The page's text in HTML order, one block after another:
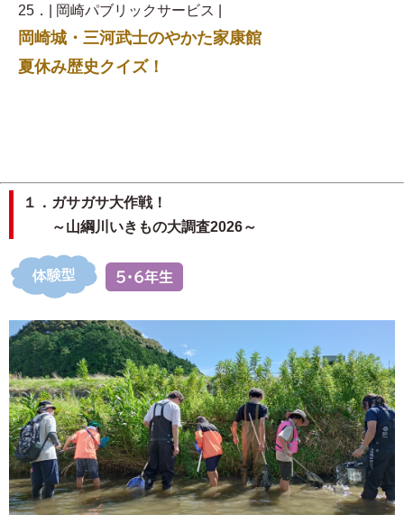
25．| 岡崎パブリックサービス |
岡崎城・三河武士のやかた家康館
夏休み歴史クイズ！
１．ガサガサ大作戦！
～山綱川いきもの大調査2026～